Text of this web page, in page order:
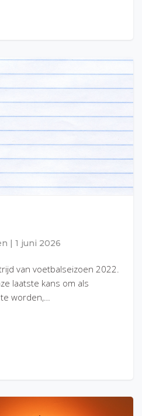
1 juni 2026
van voetbalseizoen 2022.
laatste kans om als
worden,…